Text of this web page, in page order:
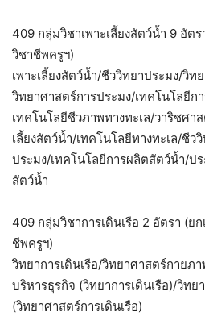
409 กลุ่มวิชาเพาะเลี้ยงสัตว์น้ำ 9 อัต
วิชาชีพครูฯ)
เพาะเลี้ยงสัตว์น้ำ/ชีววิทยาประมง/วิท
วิทยาศาสตร์การประมง/เทคโนโลยีก
เทคโนโลยีชีวภาพทางทะเล/วาริชศา
เลี้ยงสัตว์น้ำ/เทคโนโลยีทางทะเล/ชีว
ประมง/เทคโนโลยีการผลิตสัตว์น้ำ/ปร
สัตว์น้ำ
409 กลุ่มวิชาการเดินเรือ 2 อัตรา (ย
ชีพครูฯ)
วิทยาการเดินเรือ/วิทยาศาสตร์กายภ
บริหารธุรกิจ (วิทยาการเดินเรือ)/วิทย
(วิทยาศาสตร์การเดินเรือ)